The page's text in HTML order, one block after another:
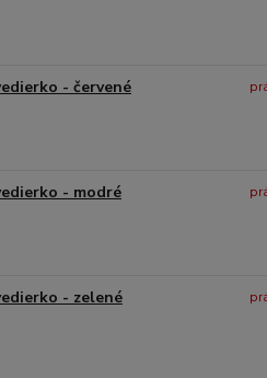
- červené
- modré
- zelené